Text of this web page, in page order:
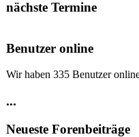
nächste Termine
Benutzer online
Wir haben 335 Benutzer
...
Neueste Forenbeiträge